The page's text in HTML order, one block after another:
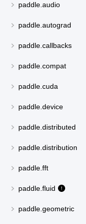
paddle.audio
paddle.autograd
paddle.callbacks
paddle.compat
paddle.cuda
paddle.device
paddle.distributed
paddle.distribution
paddle.fft
paddle.fluid
paddle.geometric